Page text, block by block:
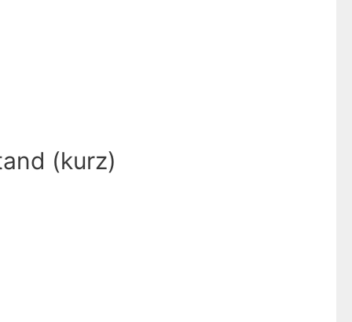
(kurz)